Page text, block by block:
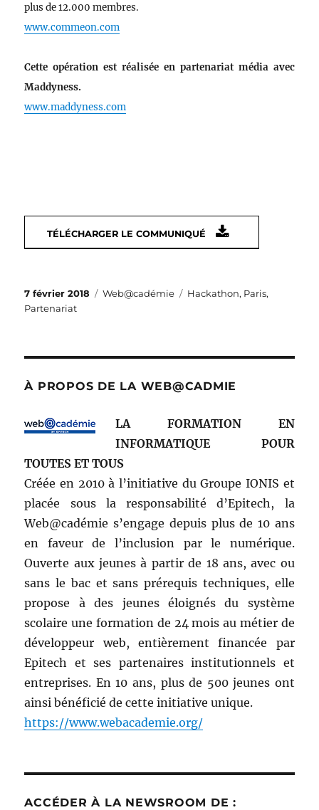
plus de 12.000 membres.
www.commeon.com
Cette opération est réalisée en partenariat média avec
Maddyness.
www.maddyness.com
TÉLÉCHARGER LE COMMUNIQUÉ
Publié
le
7 février 2018 Catégories
Web@cadémie Étiquettes
Hackathon, Paris,
Partenariat
À PROPOS DE LA WEB@CADMIE
LA FORMATION EN
INFORMATIQUE POUR
TOUTES ET TOUS
Créée en 2010 à l’initiative du Groupe IONIS et
placée sous la responsabilité d’Epitech, la
Web@cadémie s’engage depuis plus de 10 ans
en faveur de l’inclusion par le numérique.
Ouverte aux jeunes à partir de 18 ans, avec ou
sans le bac et sans prérequis techniques, elle
propose à des jeunes éloignés du système
scolaire une formation de 24 mois au métier de
développeur web, entièrement financée par
Epitech et ses partenaires institutionnels et
entreprises. En 10 ans, plus de 500 jeunes ont
ainsi bénéficié de cette initiative unique.
https://www.webacademie.org/
ACCÉDER À LA NEWSROOM DE :